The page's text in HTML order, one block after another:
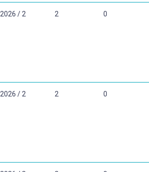
2026 / 2 2 0
2026 / 2 2 0